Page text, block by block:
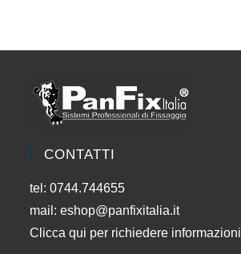
CONTATTI
tel: 0744.744655
mail:eshop@panfixitalia.it
Clicca qui per richiedere informazioni